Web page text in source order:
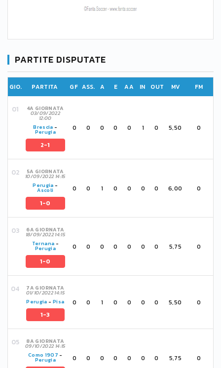
PARTITE DISPUTATE
GIO. PARTITA GF ASS. A E AA IN OUT MV FM
4A GIORNATA
03/09/2022
12:00
Brescia -
Perugia
2-1
0 0 0 0 0 1 0 5,50 0
5A GIORNATA
10/09/2022 14:15
Perugia -
Ascoli
1-0
0 0 1 0 0 0 0 6,00 0
6A GIORNATA
18/09/2022 14:15
Ternana -
Perugia
1-0
0 0 0 0 0 0 0 5,75 0
7A GIORNATA
01/10/2022 14:15
Perugia - Pisa
1-3
0 0 1 0 0 0 0 5,50 0
8A GIORNATA
09/10/2022 14:15
Como 1907 -
Perugia 0 0 0 0 0 0 0 5,75 0